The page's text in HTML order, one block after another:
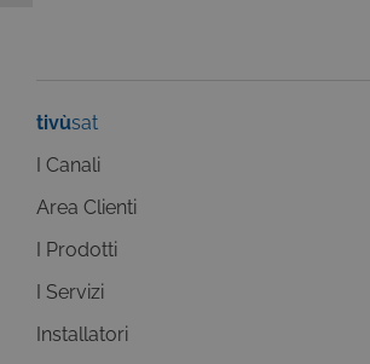
tivùsat
I Canali
Area Clienti
I Prodotti
I Servizi
Installatori